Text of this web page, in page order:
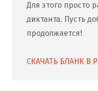
Для этого просто
диктанта. Пусть
продолжается!
СКАЧАТЬ БЛАНК В